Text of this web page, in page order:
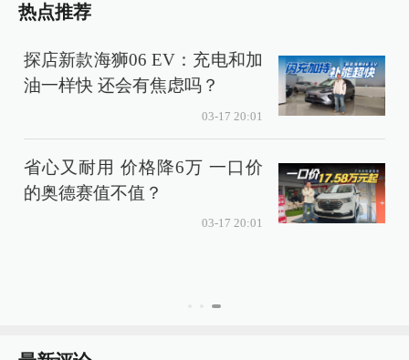
热点推荐
探店新款海狮06 EV：充电和加
油一样快 还会有焦虑吗？
03-17 20:01
省心又耐用 价格降6万 一口价
的奥德赛值不值？
03-17 20:01